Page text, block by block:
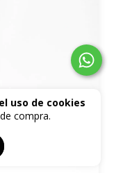
uso de cookies
compra.